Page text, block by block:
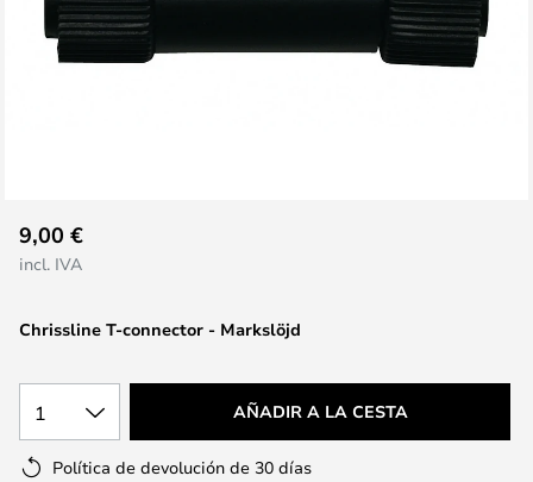
al
comienzo
de
imágenes
Chrissline T-connector - Markslöjd
9,00 €
incl. IVA
1 AÑADIR A LA CESTA
Política de devolución de 30 días